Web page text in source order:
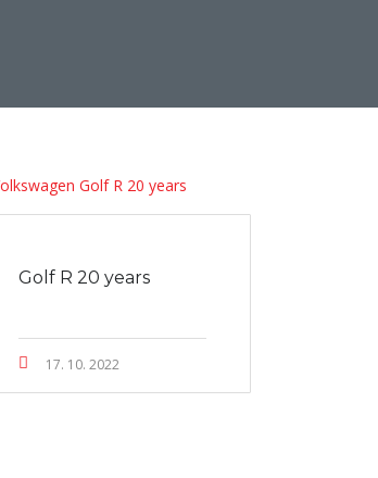
Golf R 20 years
17. 10. 2022